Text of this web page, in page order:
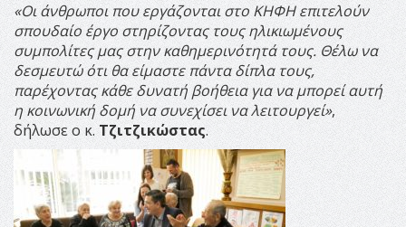
«Οι άνθρωποι που εργάζονται στο ΚΗΦΗ επιτελούν
σπουδαίο έργο στηρίζοντας τους ηλικιωμένους
συμπολίτες μας στην καθημερινότητά τους. Θέλω να
δεσμευτώ ότι θα είμαστε πάντα δίπλα τους,
παρέχοντας κάθε δυνατή βοήθεια για να μπορεί αυτή
η κοινωνική δομή να συνεχίσει να λειτουργεί»,
δήλωσε ο κ.Τζιτζικώστας.